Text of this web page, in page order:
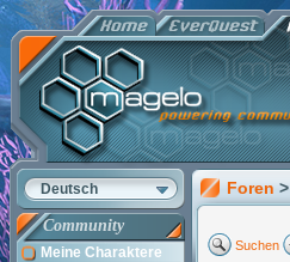
Deutsch
Community
Meine Charaktere
Foren >
Suchen